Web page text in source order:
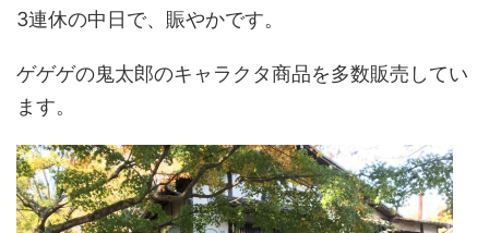
3連休の中日で、賑やかです。
ゲゲゲの鬼太郎のキャラクタ商品を多数販売してい
ます。